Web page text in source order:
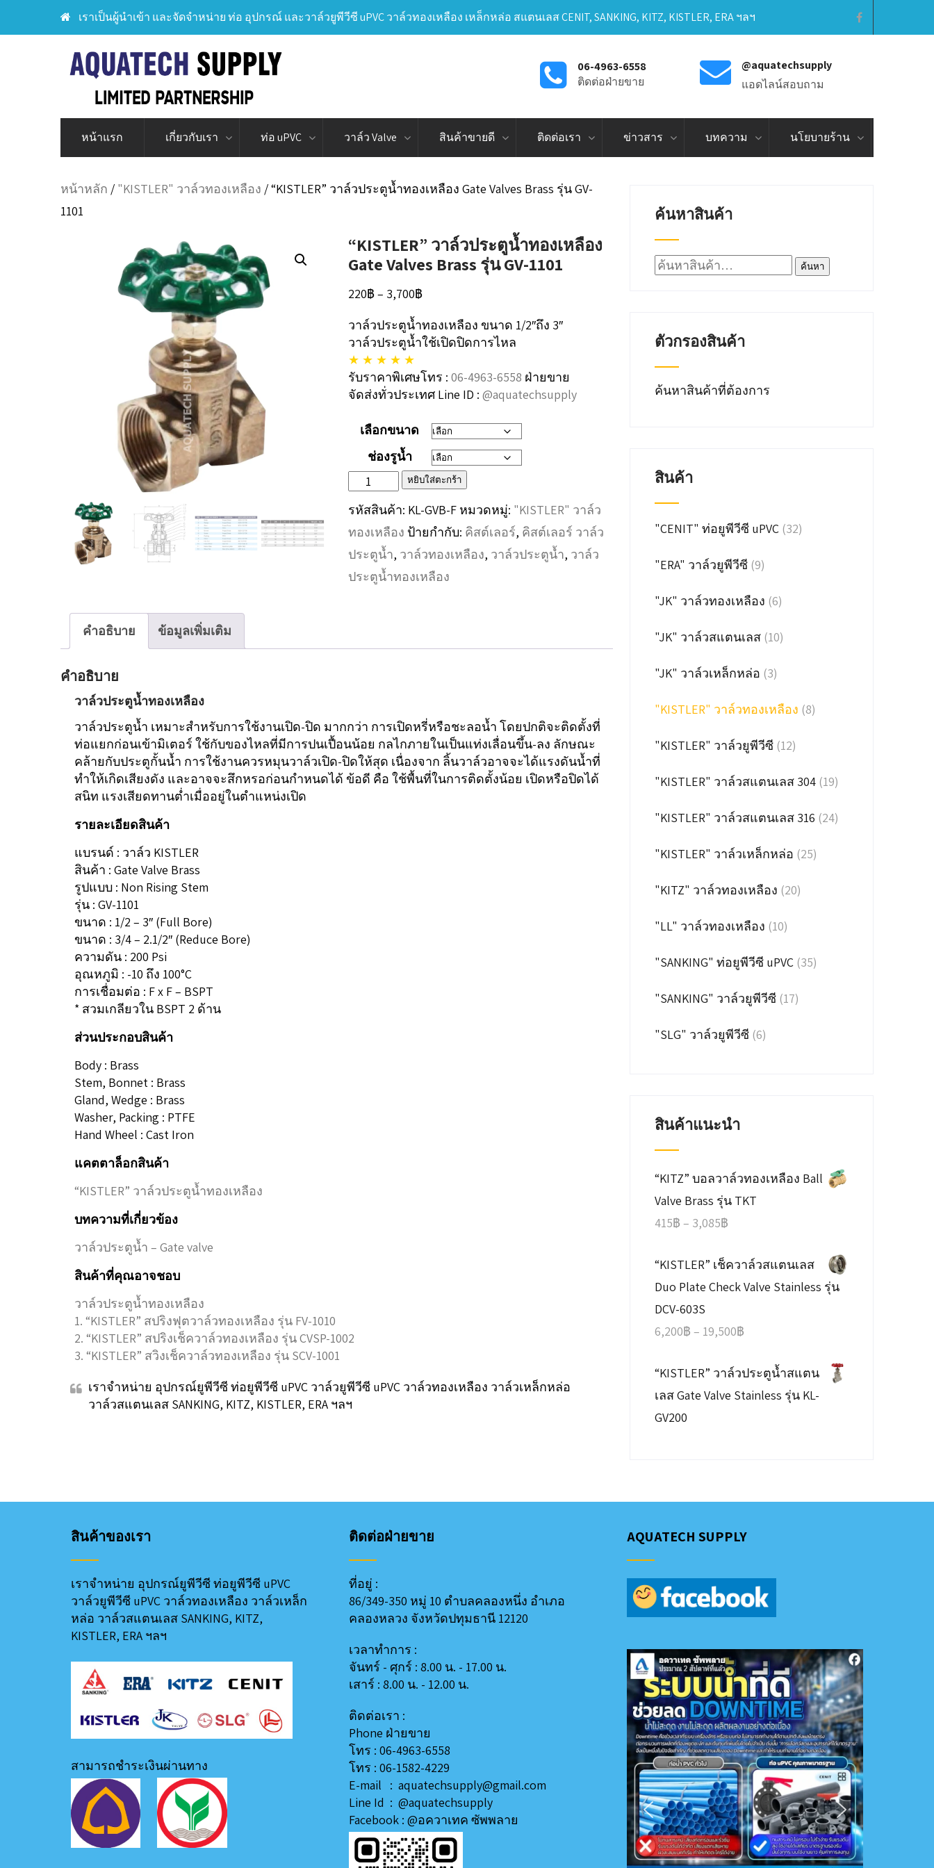
เราเป็นผู้นำเข้า และจัดจำหน่าย ท่อ อุปกรณ์ และวาล์วยูพีวีซี uPVC วาล์วทองเหลือง เหล็กหล่อ สแตนเลส CENIT, SANKING, KITZ, KISTLER, ERA ฯลฯ
06-4963-6558
ติดต่อฝ่ายขาย
@aquatechsupply
แอดไลน์สอบถาม
หน้าแรก เกี่ยวกับเรา ท่อ uPVC วาล์ว Valve สินค้าขายดี ติดต่อเรา ข่าวสาร บทความ นโยบายร้าน
หน้าหลัก / "KISTLER" วาล์วทองเหลือง / “KISTLER” วาล์วประตูน้ำทองเหลือง Gate Valves Brass รุ่น GV-
1101
“KISTLER” วาล์วประตูน้ำทองเหลือง
Gate Valves Brass รุ่น GV-1101
220฿– 3,700฿Price
220฿
through
วาล์วประตูน้ำทองเหลือง ขนาด 1/2″ถึง 3″
วาล์วประตูน้ำใช้เปิดปิดการไหล
★ ★ ★ ★ ★
รับราคาพิเศษโทร : 06-4963-6558 ฝ่ายขาย
จัดส่งทั่วประเทศ Line ID : @aquatechsupply
เลือกขนาด
ช่องรูน้ำ
จำนวน
“KISTLER”
ประตู
น้ำ
GV-
1101
ชิ้น
หยิบใส่ตะกร้า
รหัสสินค้า: KL-GVB-F หมวดหมู่: "KISTLER" วาล์ว
ทองเหลือง ป้ายกำกับ: คิสต์เลอร์, คิสต์เลอร์ วาล์ว
ประตูน้ำ, วาล์วทองเหลือง, วาล์วประตูน้ำ, วาล์ว
ประตูน้ำทองเหลือง
คำอธิบาย ข้อมูลเพิ่มเติม
คำอธิบาย
วาล์วประตูน้ำทองเหลือง
วาล์วประตูน้ำ เหมาะสำหรับการใช้งานเปิด-ปิด มากกว่า การเปิดหรี่หรือชะลอน้ำ โดยปกติจะติดตั้งที่
ท่อแยกก่อนเข้ามิเตอร์ ใช้กับของไหลที่มีการปนเปื้อนน้อย กลไกภายในเป็นแท่งเลื่อนขึ้น-ลง ลักษณะ
คล้ายกับประตูกั้นน้ำ การใช้งานควรหมุนวาล์วเปิด-ปิดให้สุด เนื่องจาก ลิ้นวาล์วอาจจะได้แรงดันน้ำที่
ทำให้เกิดเสียงดัง และอาจจะสึกหรอก่อนกำหนดได้ ข้อดี คือ ใช้พื้นที่ในการติดตั้งน้อย เปิดหรือปิดได้
สนิท แรงเสียดทานต่ำเมื่ออยู่ในตำแหน่งเปิด
รายละเอียดสินค้า
แบรนด์ : วาล์ว KISTLER
สินค้า : Gate Valve Brass
รูปแบบ : Non Rising Stem
รุ่น : GV-1101
ขนาด : 1/2 – 3″ (Full Bore)
ขนาด : 3/4 – 2.1/2″ (Reduce Bore)
ความดัน : 200 Psi
อุณหภูมิ : -10 ถึง 100°C
การเชื่อมต่อ : F x F – BSPT
* สวมเกลียวใน BSPT 2 ด้าน
ส่วนประกอบสินค้า
Body : Brass
Stem, Bonnet : Brass
Gland, Wedge : Brass
Washer, Packing : PTFE
Hand Wheel : Cast Iron
แคตตาล็อกสินค้า
“KISTLER” วาล์วประตูน้ำทองเหลือง
บทความที่เกี่ยวข้อง
วาล์วประตูน้ำ – Gate valve
สินค้าที่คุณอาจชอบ
วาล์วประตูน้ำทองเหลือง
1. “KISTLER” สปริงฟุตวาล์วทองเหลือง รุ่น FV-1010
2. “KISTLER” สปริงเช็ควาล์วทองเหลือง รุ่น CVSP-1002
3. “KISTLER” สวิงเช็ควาล์วทองเหลือง รุ่น SCV-1001
เราจำหน่าย อุปกรณ์ยูพีวีซี ท่อยูพีวีซี uPVC วาล์วยูพีวีซี uPVC วาล์วทองเหลือง วาล์วเหล็กหล่อ
วาล์วสแตนเลส SANKING, KITZ, KISTLER, ERA ฯลฯ
ค้นหาสินค้า
ค้นหา: ค้นหา
ตัวกรองสินค้า
ค้นหาสินค้าที่ต้องการ
สินค้า
"CENIT" ท่อยูพีวีซี uPVC (32)
"ERA" วาล์วยูพีวีซี (9)
"JK" วาล์วทองเหลือง (6)
"JK" วาล์วสแตนเลส (10)
"JK" วาล์วเหล็กหล่อ (3)
"KISTLER" วาล์วทองเหลือง (8)
"KISTLER" วาล์วยูพีวีซี (12)
"KISTLER" วาล์วสแตนเลส 304 (19)
"KISTLER" วาล์วสแตนเลส 316 (24)
"KISTLER" วาล์วเหล็กหล่อ (25)
"KITZ" วาล์วทองเหลือง (20)
"LL" วาล์วทองเหลือง (10)
"SANKING" ท่อยูพีวีซี uPVC (35)
"SANKING" วาล์วยูพีวีซี (17)
"SLG" วาล์วยูพีวีซี (6)
สินค้าแนะนำ
“KITZ” บอลวาล์วทองเหลือง Ball
Valve Brass รุ่น TKT
415฿ – 3,085฿
415฿
through
“KISTLER” เช็ควาล์วสแตนเลส
Duo Plate Check Valve Stainless รุ่น
DCV-603S
6,200฿ – 19,500฿
6,200฿
through
“KISTLER” วาล์วประตูน้ำสแตน
เลส Gate Valve Stainless รุ่น KL-
GV200
สินค้าของเรา
เราจำหน่าย อุปกรณ์ยูพีวีซี ท่อยูพีวีซี uPVC
วาล์วยูพีวีซี uPVC วาล์วทองเหลือง วาล์วเหล็ก
หล่อ วาล์วสแตนเลส SANKING, KITZ,
KISTLER, ERA ฯลฯ
สามารถชำระเงินผ่านทาง
ติดต่อฝ่ายขาย
ที่อยู่ :
86/349-350 หมู่ 10 ตำบลคลองหนึ่ง อำเภอ
คลองหลวง จังหวัดปทุมธานี 12120
เวลาทำการ :
จันทร์ - ศุกร์ : 8.00 น. - 17.00 น.
เสาร์ : 8.00 น. - 12.00 น.
ติดต่อเรา :
Phone ฝ่ายขาย
โทร : 06-4963-6558
โทร : 06-1582-4229
E-mail : aquatechsupply@gmail.com
Line Id : @aquatechsupply
Facebook : @อควาเทค ซัพพลาย
AQUATECH SUPPLY